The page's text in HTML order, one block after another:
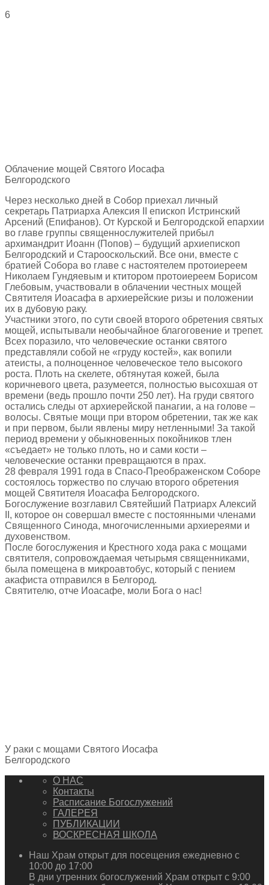
6
Облачение мощей Святого Иосафа
Белгородского
Через несколько дней в Собор приехал личный
секретарь Патриарха Алексия II епископ Истринский
Арсений (Епифанов). От Курской и Белгородской епархии
во главе группы священнослужителей прибыл
архимандрит Иоанн (Попов) – будущий архиепископ
Белгородский и Старооскольский. Все они, вместе с
братией Собора во главе с настоятелем протоиереем
Николаем Гундяевым и ктитором протоиереем Борисом
Глебовым, участвовали в облачении честных мощей
Святителя Иоасафа в архиерейские ризы и положении
их в дубовую раку.
Участники этого, по сути своей второго обретения святых
мощей, испытывали необычайное благоговение и трепет.
Всех поразило, что человеческие останки святого
представляли собой не «груду костей», как вопили
атеисты, а полноценное человеческое тело высокого
роста. Плоть на скелете, обтянутая кожей, была
коричневого цвета, разумеется, полностью высохшая от
времени (ведь прошло почти 250 лет). На груди святого
остались следы от архиерейской панагии, а на голове –
волосы. Святые мощи при втором обретении, так же как
и при первом, были явлены миру нетленными! За такой
период времени у обыкновенных покойников тлен
«съедает» не только плоть, но и сами кости –
человеческие останки превращаются в прах.
28 февраля 1991 года в Спасо-Преображенском Соборе
состоялось торжество по случаю второго обретения
мощей Святителя Иоасафа Белгородского.
Богослужение возглавил Святейший Патриарх Алексий
II, которое он совершал вместе с постоянными членами
Священного Синода, многочисленными архиереями и
духовенством.
После богослужения и Крестного хода рака с мощами
святителя, сопровождаемая четырьмя священниками,
была помещена в микроавтобус, который с пением
акафиста отправился в Белгород.
Святителю, отче Иоасафе, моли Бога о нас!
У раки с мощами Святого Иосафа
Белгородского
О НАС
Контакты
Расписание Богослужений
ГАЛЕРЕЯ
ПУБЛИКАЦИИ
ВОСКРЕСНАЯ ШКОЛА
Наш Храм открыт для посещения ежедневно с
10:00 до 17:00
В дни утренних богослужений Храм открыт с 9:00